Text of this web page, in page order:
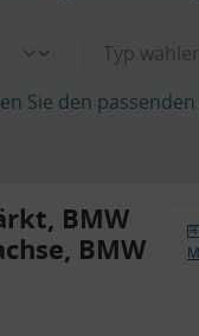
Sie den
BMW
BMW